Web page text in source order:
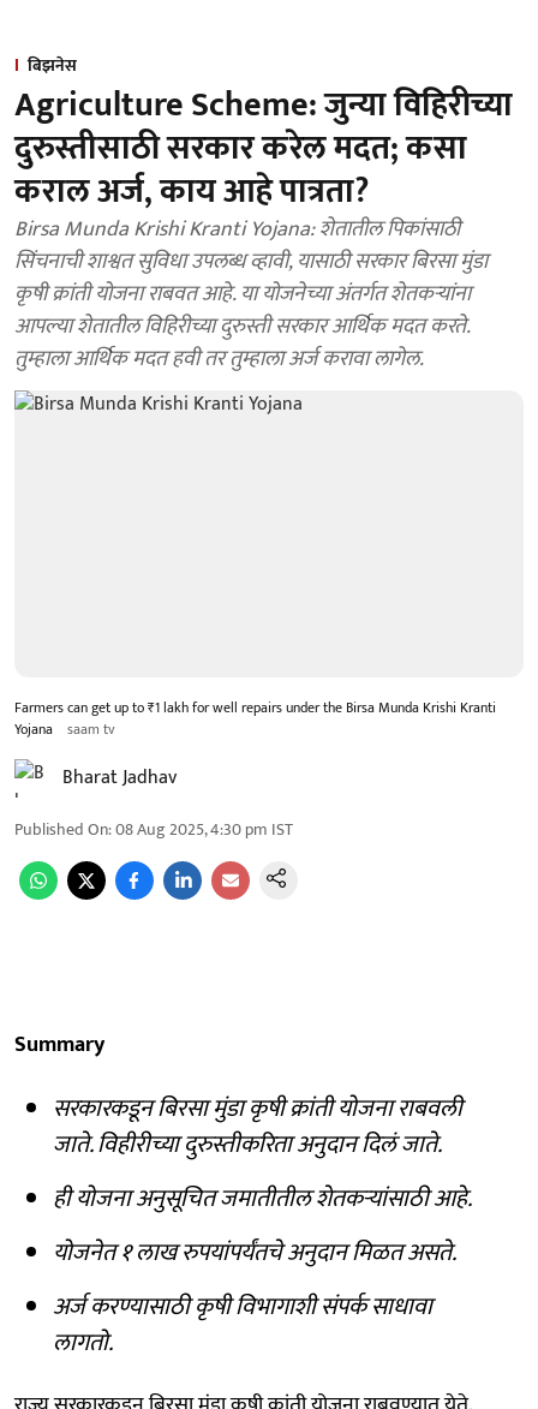
बिझनेस
Agriculture Scheme: जुन्या विहिरीच्या
दुरुस्तीसाठी सरकार करेल मदत; कसा
कराल अर्ज, काय आहे पात्रता?
Birsa Munda Krishi Kranti Yojana: शेतातील पिकांसाठी
सिंचनाची शाश्वत सुविधा उपलब्ध व्हावी, यासाठी सरकार बिरसा मुंडा
कृषी क्रांती योजना राबवत आहे. या योजनेच्या अंतर्गत शेतकऱ्यांना
आपल्या शेतातील विहिरीच्या दुरुस्ती सरकार आर्थिक मदत करते.
तुम्हाला आर्थिक मदत हवी तर तुम्हाला अर्ज करावा लागेल.
Farmers can get up to ₹1 lakh for well repairs under the Birsa Munda Krishi Kranti
Yojana saam tv
Bharat Jadhav
Published On:08 Aug 2025, 4:30 pm IST
Summary
सरकारकडून बिरसा मुंडा कृषी क्रांती योजना राबवली
जाते. विहीरीच्या दुरुस्तीकरिता अनुदान दिलं जाते.
ही योजना अनुसूचित जमातीतील शेतकऱ्यांसाठी आहे.
योजनेत १ लाख रुपयांपर्यंतचे अनुदान मिळत असते.
अर्ज करण्यासाठी कृषी विभागाशी संपर्क साधावा
लागतो.